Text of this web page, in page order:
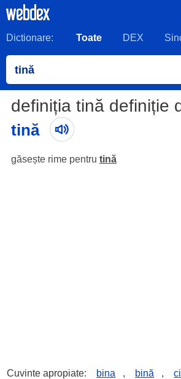
Dictionare: Toate DEX
definiția tină definiție
tină
găsește rime pentru tină
Cuvinte apropiate: bina , bină ,